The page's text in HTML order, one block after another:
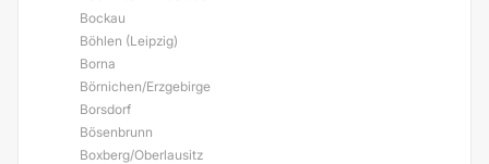
Bockau
Böhlen (Leipzig)
Borna
Börnichen/Erzgebirge
Borsdorf
Bösenbrunn
Boxberg/Oberlausitz